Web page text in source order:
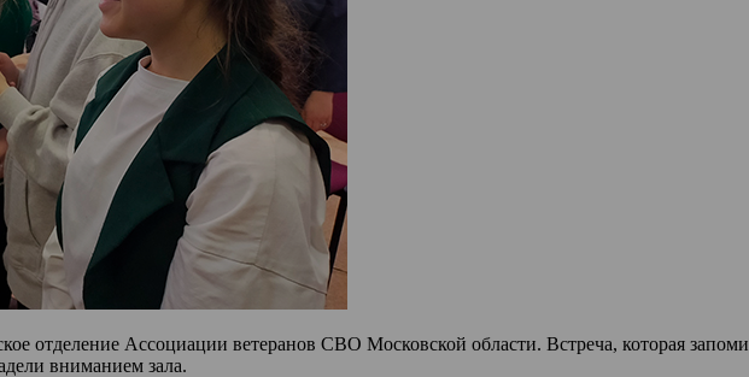
отделение Ассоциации ветеранов СВО Московской области. Встреча, которая
вниманием зала.